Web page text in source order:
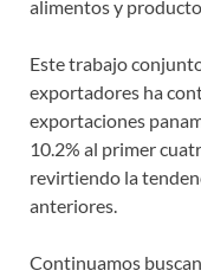
alimentos y
Este trabajo
exportadores ha
exportaciones
10.2% al primer
revirtiendo la
anteriores.
Continuamos